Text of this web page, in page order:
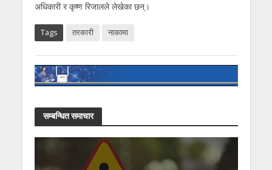
अधिकारी र कृष्ण रिजालले लेखेका छन्।
Tags तरकारी नाकामा
सम्बन्धित समाचार